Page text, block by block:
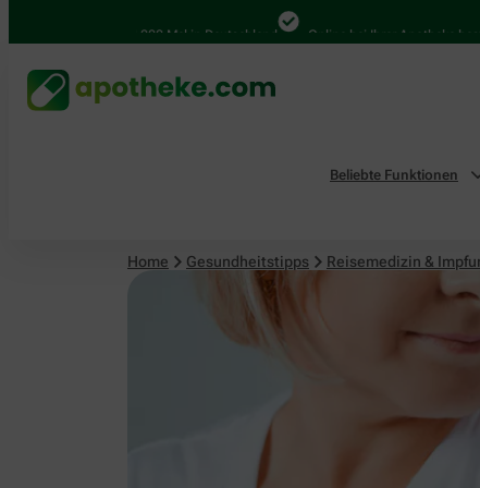
4.000 Mal in Deutschland Online bei Ihrer Apotheke bestellen
Beliebte Funktionen
Home Gesundheitstipps Reisemedizin &
Reisemedizin & Impfungen